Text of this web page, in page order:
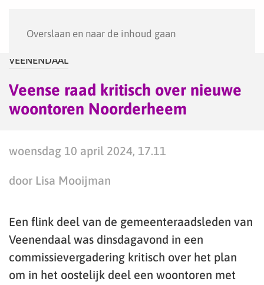
Overslaan en naar de inhoud gaan
VEENENDAAL
Veense raad kritisch over nieuwe
woontoren Noorderheem
woensdag 10 april 2024, 17.11
door Lisa Mooijman
Een flink deel van de gemeenteraadsleden van
Veenendaal was dinsdagavond in een
commissievergadering kritisch over het plan
om in het oostelijk deel een woontoren met